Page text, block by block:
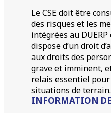
Le CSE doit être
des risques et les
intégrées au DUERP
dispose d’un droit
aux droits des
grave et imminent,
relais essentiel
situations de terrain.
INFORMATION